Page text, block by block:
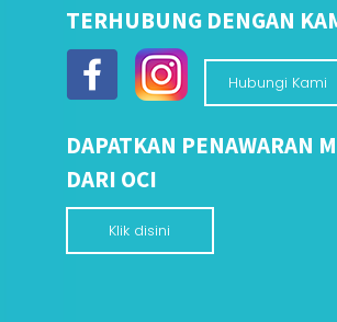
TERHUBUNG DENGAN
Hubungi Kami
DAPATKAN PENAWARAN
DARI OCI
Klik disini